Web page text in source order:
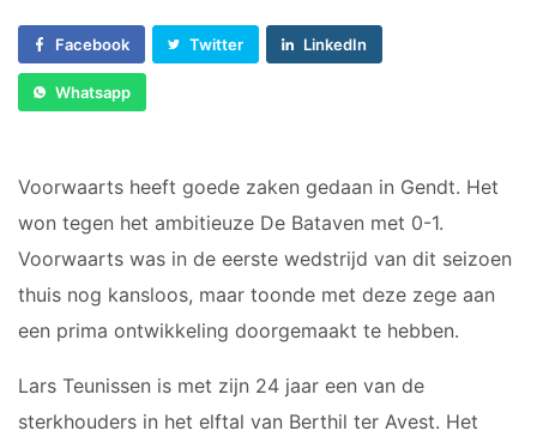
Vrouwen 1
Veteranen
JUNIOREN
JO14-1
JO14-2
JO14-3
JO15-2
JO15-3
Lid worden
Facebook Twitter LinkedIn
Whatsapp
Voorwaarts heeft goede zaken gedaan in Gendt. Het
won tegen het ambitieuze De Bataven met 0-1.
Voorwaarts was in de eerste wedstrijd van dit seizoen
thuis nog kansloos, maar toonde met deze zege aan
een prima ontwikkeling doorgemaakt te hebben.
Lars Teunissen is met zijn 24 jaar een van de
sterkhouders in het elftal van Berthil ter Avest. Het